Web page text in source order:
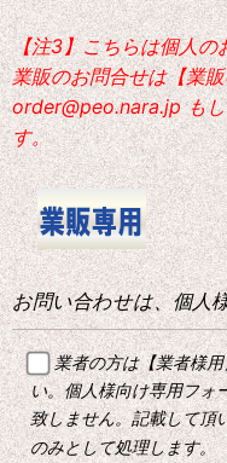
【注3】こちらは個人の
業販のお問合せは【業
order@peo.nara.jp も
す。
お問い合わせは、個人
業者の方は【業者様
い。個人様向け専用フォ
致しません。記載して頂
のみとして処理します。